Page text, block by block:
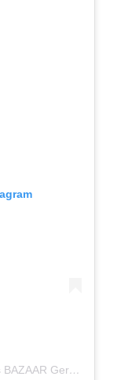
Una publicación compartida de Harper’s BAZAAR Germany (@harpersbazaargermany)